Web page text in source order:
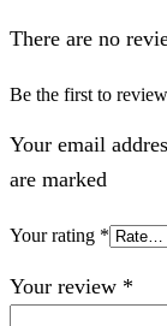
There are no
Be the first to
Your email
are marked
Your rating *
Your review *